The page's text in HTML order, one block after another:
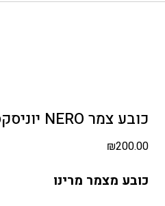
כובע צמר NERO יוניסקס בצבע שחור
₪200.00
כובע מצמר מרינו